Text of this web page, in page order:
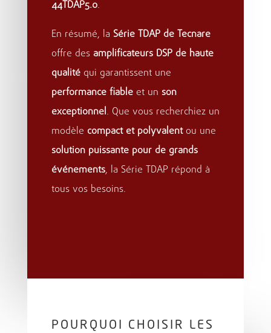
44TDAP5.0.
En résumé, la Série TDAP de Tecnare
offre des amplificateurs DSP de haute
qualitéqui garantissent une
performance fiableet un son
exceptionnel. Que vous recherchiez un
modèle compact et polyvalentou une
solution puissante pour de grands
événements, la Série TDAP répond à
tous vos besoins.
POURQUOI CHOISIR LES